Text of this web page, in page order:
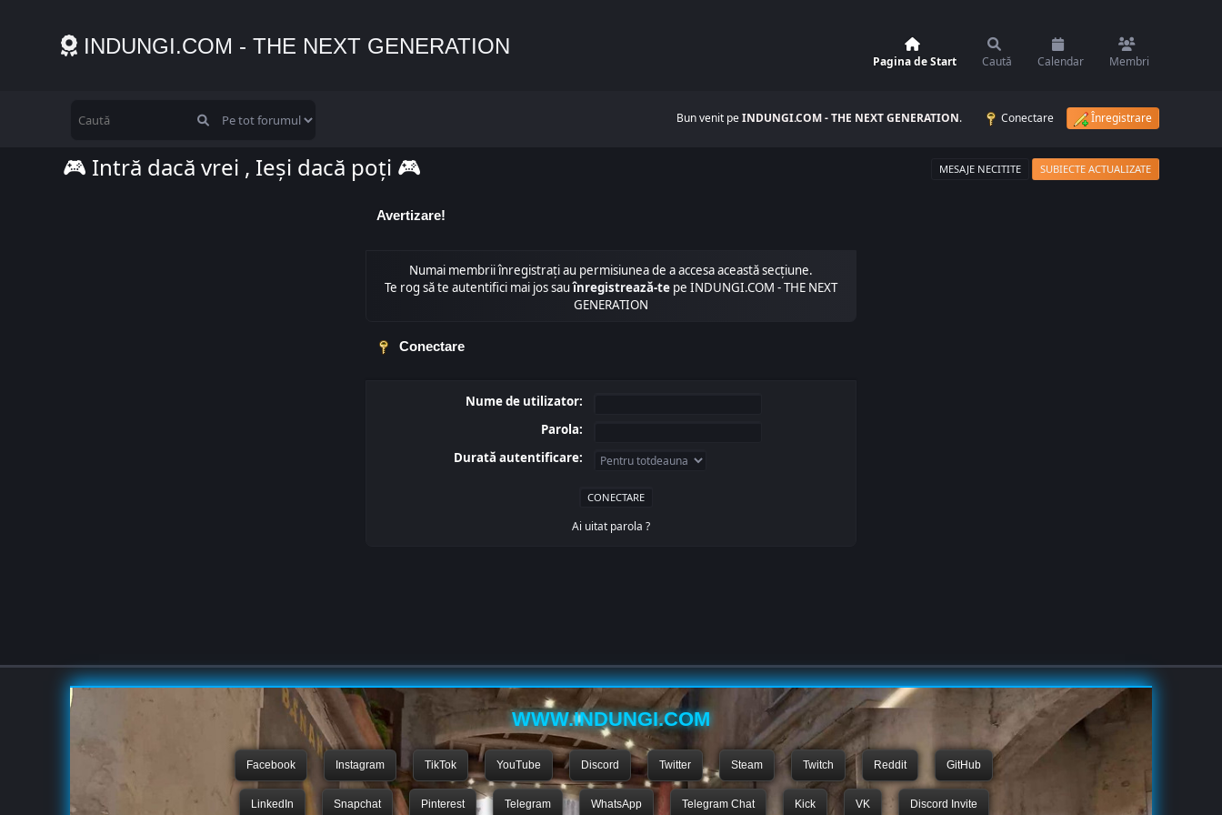
INDUNGI.COM - THE NEXT GENERATION
Pagina de Start Caută Calendar Membri
Bun venit peINDUNGI.COM - THE NEXT GENERATION. Conectare Înregistrare
🎮 Intră dacă vrei , Ieși dacă poți 🎮 MESAJE NECITITE SUBIECTE ACTUALIZATE
Avertizare!
Numai membrii înregistraţi au permisiunea de a accesa această secţiune.
Te rog să te autentifici mai jos sauînregistrează-te pe INDUNGI.COM - THE NEXT
GENERATION
Conectare
Nume de utilizator:
Parola:
Durată autentificare:
Ai uitat parola ?
WWW.INDUNGI.COM
Facebook Instagram TikTok YouTube Discord Twitter Steam Twitch Reddit GitHub
LinkedIn Snapchat Pinterest Telegram WhatsApp Telegram Chat Kick VK Discord Invite